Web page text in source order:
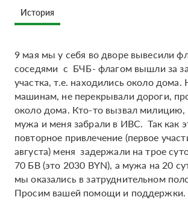
История
9 мая мы у себя во дворе вывесили
соседями с БЧБ- флагом вышли за
участка, т.е. находились около
машинам, не перекрывали дороги,
около дома. Кто-то вызвал милицию,
мужа и меня забрали в ИВС. Так как
повторное привлечение (первое
августа) меня задержали на трое
70 БВ (это 2030 BYN), а мужа на 20
мы оказались в затруднительном
Просим вашей помощи и поддержки.